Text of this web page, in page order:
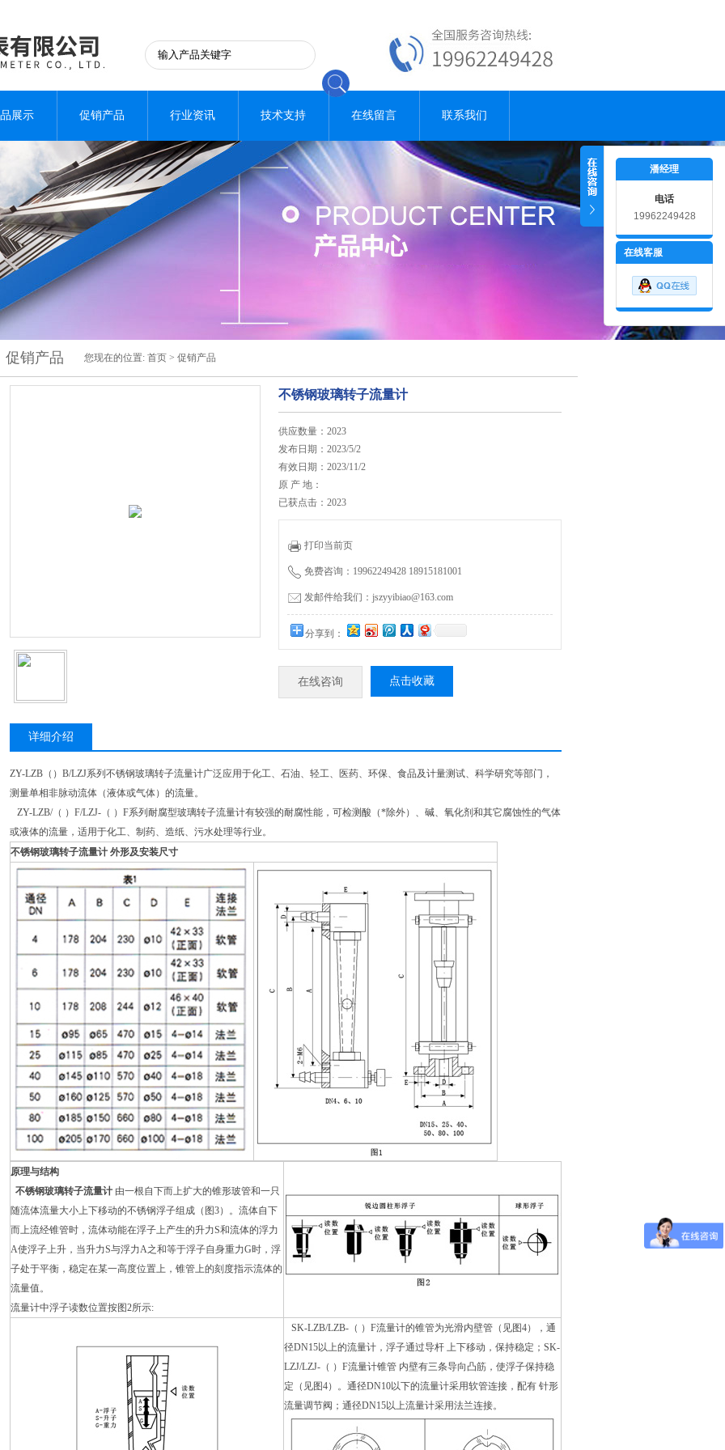
展示 促销产品 行业资讯 技术支持 在线留言 联系我们
促销产品 您现在的位置: 首页 > 促销产品
不锈钢玻璃转子流量计
供应数量：2023
发布日期：2023/5/2
有效日期：2023/11/2
原 产 地：
已获点击：2023
打印当前页
免费咨询：19962249428 18915181001
发邮件给我们：jszyyibiao@163.com
分享到：
在线咨询 点击收藏
详细介绍
ZY-LZB（）B/LZJ系列不锈钢玻璃转子流量计广泛应用于化工、石油、轻工、医药、环保、食品及计量测试、科学研究等部门，
测量单相非脉动流体（液体或气体）的流量。
ZY-LZB/（ ）F/LZJ-（ ）F系列耐腐型玻璃转子流量计有较强的耐腐性能，可检测酸（*除外）、碱、氧化剂和其它腐蚀性的气体
或液体的流量，适用于化工、制药、造纸、污水处理等行业。
不锈钢玻璃转子流量计 外形及安装尺寸
原理与结构
不锈钢玻璃转子流量计 由一根自下而上扩大的锥形玻管和一只
随流体流量大小上下移动的不锈钢浮子组成（图3）。流体自下
而上流经锥管时，流体动能在浮子上产生的升力S和流体的浮力
A使浮子上升，当升力S与浮力A之和等于浮子自身重力G时，浮
子处于平衡，稳定在某一高度位置上，锥管上的刻度指示流体的
流量值。
流量计中浮子读数位置按图2所示:
SK-LZB/LZB-（ ）F流量计的锥管为光滑内壁管（见图4），通
径DN15以上的流量计，浮子通过导杆 上下移动，保持稳定；SK-
LZJ/LZJ-（ ）F流量计锥管 内壁有三条导向凸筋，使浮子保持稳
定（见图4）。通径DN10以下的流量计采用软管连接，配有 针形
流量调节阀；通径DN15以上流量计采用法兰连接。
潘经理
电话
19962249428
在线客服